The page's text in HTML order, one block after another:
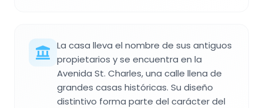
La casa lleva el nombre de sus antiguos
propietarios y se encuentra en la
Avenida St. Charles, una calle llena de
grandes casas históricas. Su diseño
distintivo forma parte del carácter del